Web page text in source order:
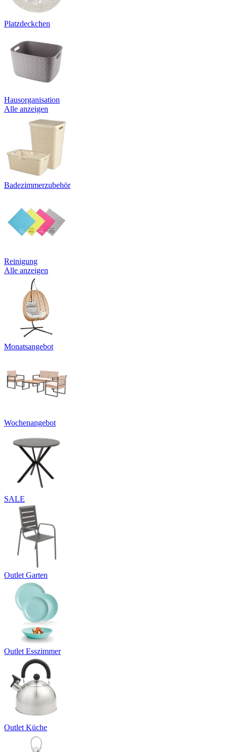
Platzdeckchen
Hausorganisation
Alle anzeigen
Badezimmerzubehör
Reinigung
Alle anzeigen
Monatsangebot
Wochenangebot
SALE
Outlet Garten
Outlet Esszimmer
Outlet Küche